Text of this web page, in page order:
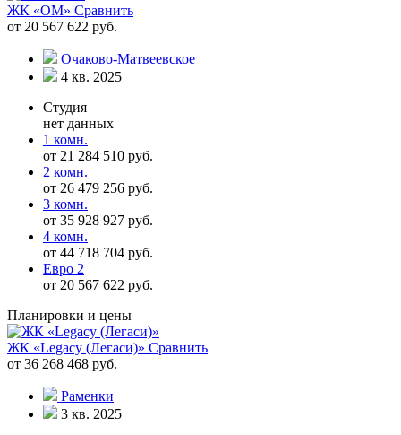
ЖК «ОМ» Сравнить
от 20 567 622 руб.
Очаково-Матвеевское
4 кв. 2025
Студия
нет данных
1 комн.
от 21 284 510 руб.
2 комн.
от 26 479 256 руб.
3 комн.
от 35 928 927 руб.
4 комн.
от 44 718 704 руб.
Евро 2
от 20 567 622 руб.
Планировки и цены
ЖК «Legacy (Легаси)» Сравнить
от 36 268 468 руб.
Раменки
3 кв. 2025